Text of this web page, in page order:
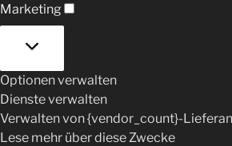
Marketing
Optionen verwalten
Dienste verwalten
Verwalten von {vendor_count}-
Lese mehr über diese Zwecke